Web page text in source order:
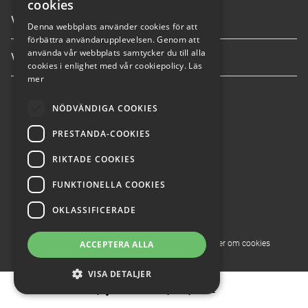
Våra tjänster
Våra anläggningar
info@nybergsbil.se
036-304600
© 2026 Nybergs Bil Integritetspolicy Läs mer om cookies
cookies
Denna webbplats använder cookies för att
förbättra användarupplevelsen. Genom att
använda vår webbplats samtycker du till alla
cookies i enlighet med vår cookiepolicy. Läs
mer
NÖDVÄNDIGA COOKIES
PRESTANDA-COOKIES
RIKTADE COOKIES
FUNKTIONELLA COOKIES
OKLASSIFICERADE
ACCEPTERA ALLA
VISA DETALJER